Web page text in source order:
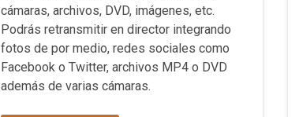
cámaras, archivos, DVD, imágenes, etc.
Podrás retransmitir en director integrando
fotos de por medio, redes sociales como
Facebook o Twitter, archivos MP4 o DVD
además de varias cámaras.